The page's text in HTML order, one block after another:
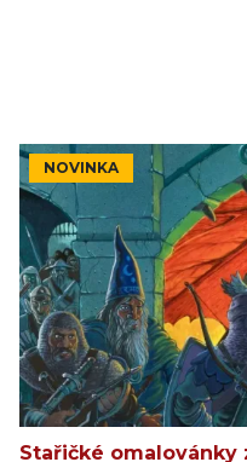
NOVINKA
Stařičké omalovánky